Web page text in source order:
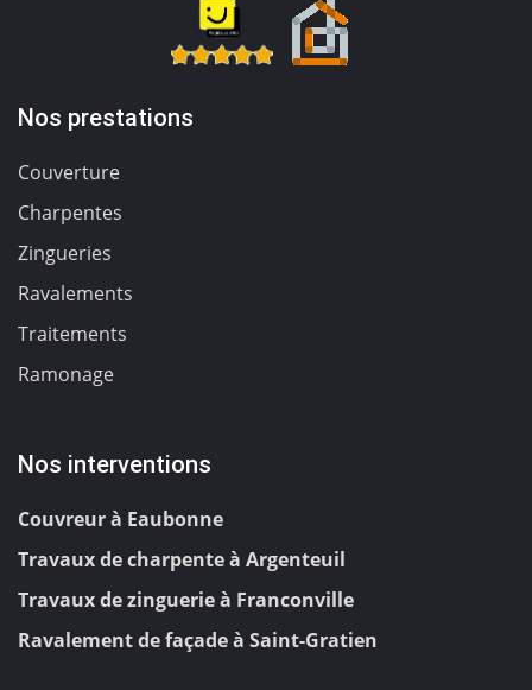
Nos prestations
Couverture
Charpentes
Zingueries
Ravalements
Traitements
Ramonage
Nos interventions
Couvreur à Eaubonne
Travaux de charpente à Argenteuil
Travaux de zinguerie à Franconville
Ravalement de façade à Saint-Gratien